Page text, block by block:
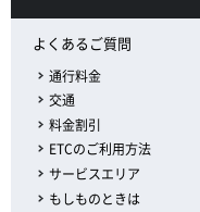
よくあるご質問
通行料金
交通
料金割引
ETCのご利用方法
サービスエリア
もしものときは